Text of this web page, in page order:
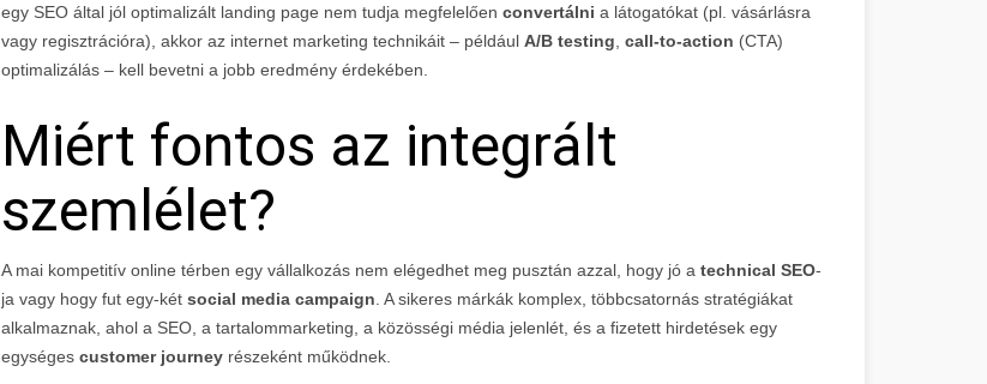
egy SEO által jól optimalizált landing page nem tudja megfelelően convertálni a látogatókat (pl. vásárlásra
vagy regisztrációra), akkor az internet marketing technikáit – például A/B testing call-to-action (CTA)
optimalizálás – kell bevetni a jobb eredmény érdekében.
Miért fontos az integrált
szemlélet?
A mai kompetitív online térben egy vállalkozás nem elégedhet meg pusztán azzal, hogy jó a technical SEO-
ja vagy hogy fut egy-két social media campaign . A sikeres márkák komplex, többcsatornás stratégiákat
alkalmaznak, ahol a SEO, a tartalommarketing, a közösségi média jelenlét, és a fizetett hirdetések egy
egységes customer journey részeként működnek.